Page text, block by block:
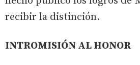
recibir la distinción.
INTROMISIÓN AL HONOR